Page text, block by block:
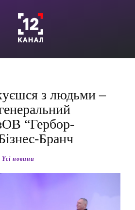
з людьми –
“Гербор-
Бранч
Yсі новини